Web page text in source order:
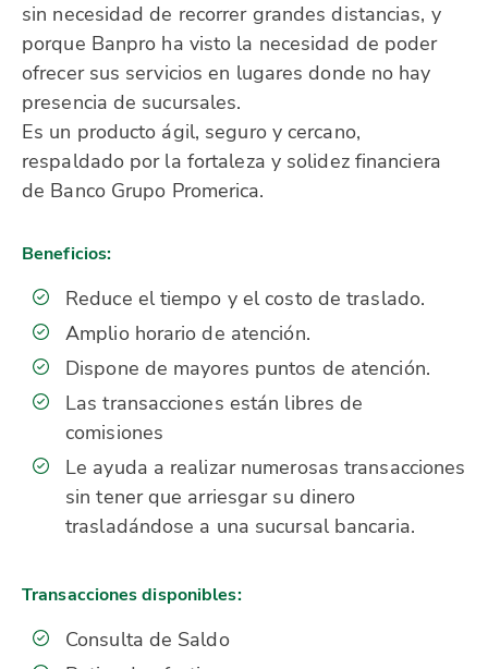
sin necesidad de recorrer grandes distancias, y
porque Banpro ha visto la necesidad de poder
ofrecer sus servicios en lugares donde no hay
presencia de sucursales.
Es un producto ágil, seguro y cercano,
respaldado por la fortaleza y solidez financiera
de Banco Grupo Promerica.
Beneficios:
Reduce el tiempo y el costo de traslado.
Amplio horario de atención.
Dispone de mayores puntos de atención.
Las transacciones están libres de
comisiones
Le ayuda a realizar numerosas transacciones
sin tener que arriesgar su dinero
trasladándose a una sucursal bancaria.
Transacciones disponibles:
Consulta de Saldo